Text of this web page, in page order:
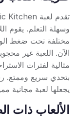
وسهلة التعلم. يقوم
مختلفة تحت ضغط
الآن. اللعبة غير
مثالية لفترات
بتحدي سريع وممتع.
يجعلها لعبة مجانية
الألعاب ذات